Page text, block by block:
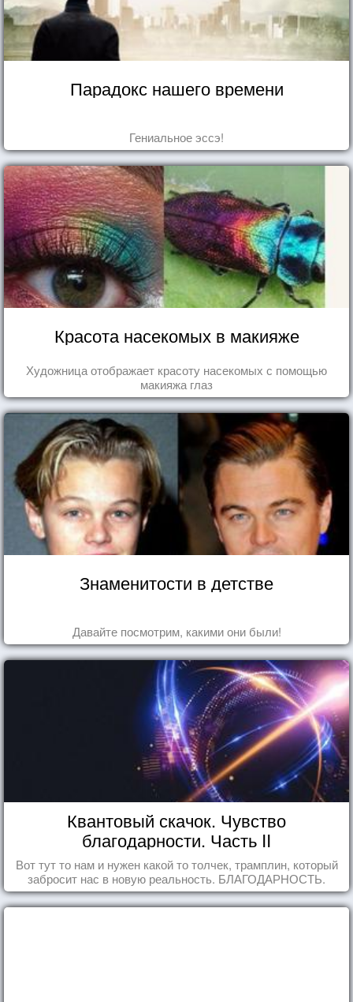
Парадокс нашего времени
Гениальное эссэ!
Красота насекомых в макияже
Художница отображает красоту насекомых с помощью
макияжа глаз
Знаменитости в детстве
Давайте посмотрим, какими они были!
Квантовый скачок. Чувство
благодарности. Часть II
Вот тут то нам и нужен какой то толчек, трамплин, который
забросит нас в новую реальность. БЛАГОДАРНОСТЬ.